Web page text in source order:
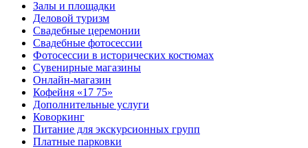
Залы и площадки
Деловой туризм
Свадебные церемонии
Свадебные фотосессии
Фотосессии в исторических костюмах
Сувенирные магазины
Онлайн-магазин
Кофейня «17 75»
Дополнительные услуги
Коворкинг
Питание для экскурсионных групп
Платные парковки